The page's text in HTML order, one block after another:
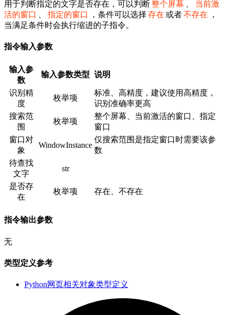
用于判断指定的文字是否存在，可以判断整个屏幕
当前激
活的窗口
指定的窗口 ，条件可以选择 存在 或者不存在
，
当满足条件时会执行缩进的子指令。
指令输入参数
输入参
数
输入参数类型 说明
识别精
度
枚举项
标准、高精度，建议使用高精度，
识别准确率更高
搜索范
围
枚举项
整个屏幕、当前激活的窗口、指定
窗口
窗口对
象
WindowInstance
仅搜索范围是指定窗口时需要该参
数
待查找
文字
str
是否存
在
枚举项 存在、不存在
指令输出参数
无
类型定义参考
Python网页相关对象类型定义